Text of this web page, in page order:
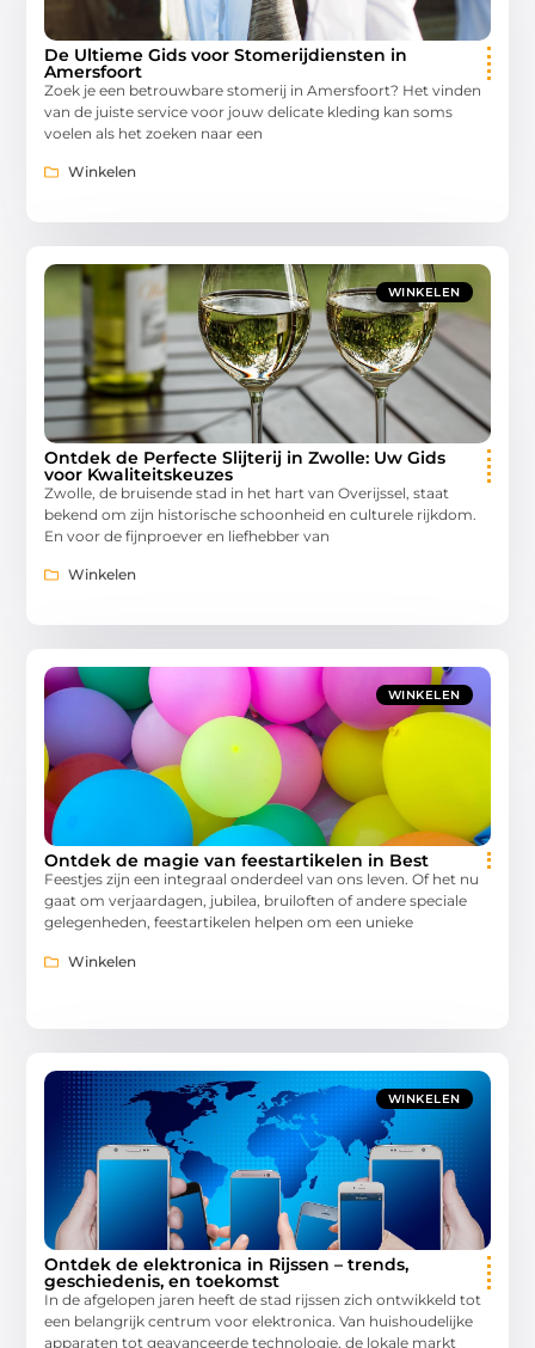
De Ultieme Gids voor Stomerijdiensten in
Amersfoort
Zoek je een betrouwbare stomerij in Amersfoort? Het vinden
van de juiste service voor jouw delicate kleding kan soms
voelen als het zoeken naar een
Winkelen
WINKELEN
Ontdek de Perfecte Slijterij in Zwolle: Uw Gids
voor Kwaliteitskeuzes
Zwolle, de bruisende stad in het hart van Overijssel, staat
bekend om zijn historische schoonheid en culturele rijkdom.
En voor de fijnproever en liefhebber van
Winkelen
WINKELEN
Ontdek de magie van feestartikelen in Best
Feestjes zijn een integraal onderdeel van ons leven. Of het nu
gaat om verjaardagen, jubilea, bruiloften of andere speciale
gelegenheden, feestartikelen helpen om een unieke
Winkelen
WINKELEN
Ontdek de elektronica in Rijssen – trends,
geschiedenis, en toekomst
In de afgelopen jaren heeft de stad rijssen zich ontwikkeld tot
een belangrijk centrum voor elektronica. Van huishoudelijke
apparaten tot geavanceerde technologie, de lokale markt